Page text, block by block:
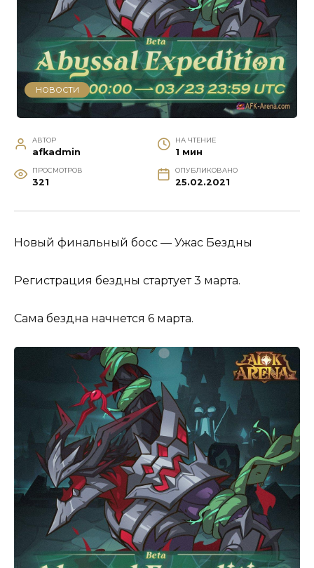
НОВОСТИ
АВТОР
afkadmin
НА ЧТЕНИЕ
1 мин
ПРОСМОТРОВ
321
ОПУБЛИКОВАНО
25.02.2021
Новый финальный босс — Ужас Бездны
Регистрация бездны стартует 3 марта.
Сама бездна начнется 6 марта.